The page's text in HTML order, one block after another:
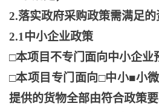
2.落实政府采购政策需满足的
2.1中小企业政策
□本项目不专门面向中小企业
□本项目专门面向□中小■小微
提供的货物全部由符合政策